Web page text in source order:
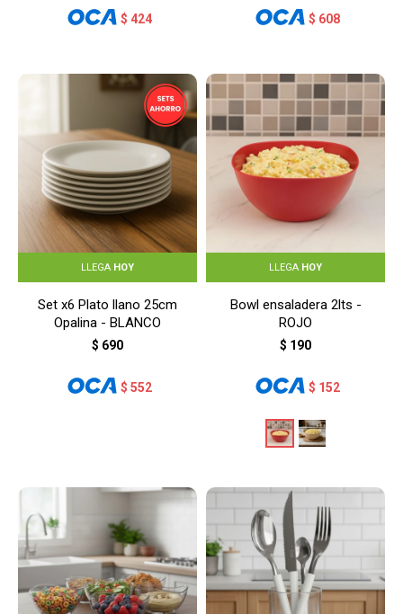
$ 424 $ 608
LLEGA HOY
Set x6 Plato llano 25cm
Opalina - BLANCO
$ 690
$ 552
LLEGA HOY
Bowl ensaladera 2lts -
ROJO
$ 190
$ 152